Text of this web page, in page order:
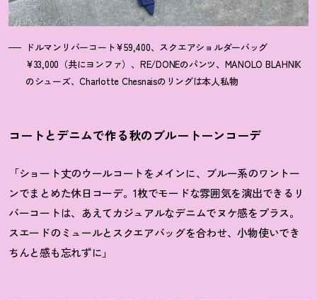
ドルマンリバーコート¥59,400、スクエアショルダーバッグ
¥33,000（共にヨンファ）、RE/DONEのパンツ、MANOLO BLAHNIK
のシューズ、Charlotte Chesnaisのリングは本人私物
コートとデニムで作る秋のブルートーンコーデ
「ショート丈のウールコートをメインに、ブルー系のワントー
ンでまとめた休日コーデ。1枚でモードな雰囲気を演出できるリ
バーコートは、あえてカジュアルなデニムでヌケ感をプラス。
スエードのミュールとスクエアバッグを合わせ、小物使いでき
ちんと感も忘れずに」